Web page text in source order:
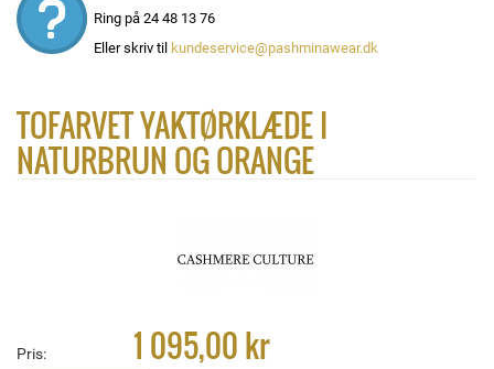
Ring på 24 48 13 76
Eller skriv til kundeservice@pashminawear.dk
TOFARVET YAKTØRKLÆDE I
NATURBRUN OG ORANGE
Pris: 1 095,00 kr